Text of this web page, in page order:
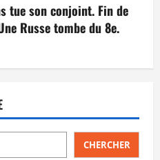
tue son conjoint. Fin de
Russe tombe du 8e.
CHERCHER